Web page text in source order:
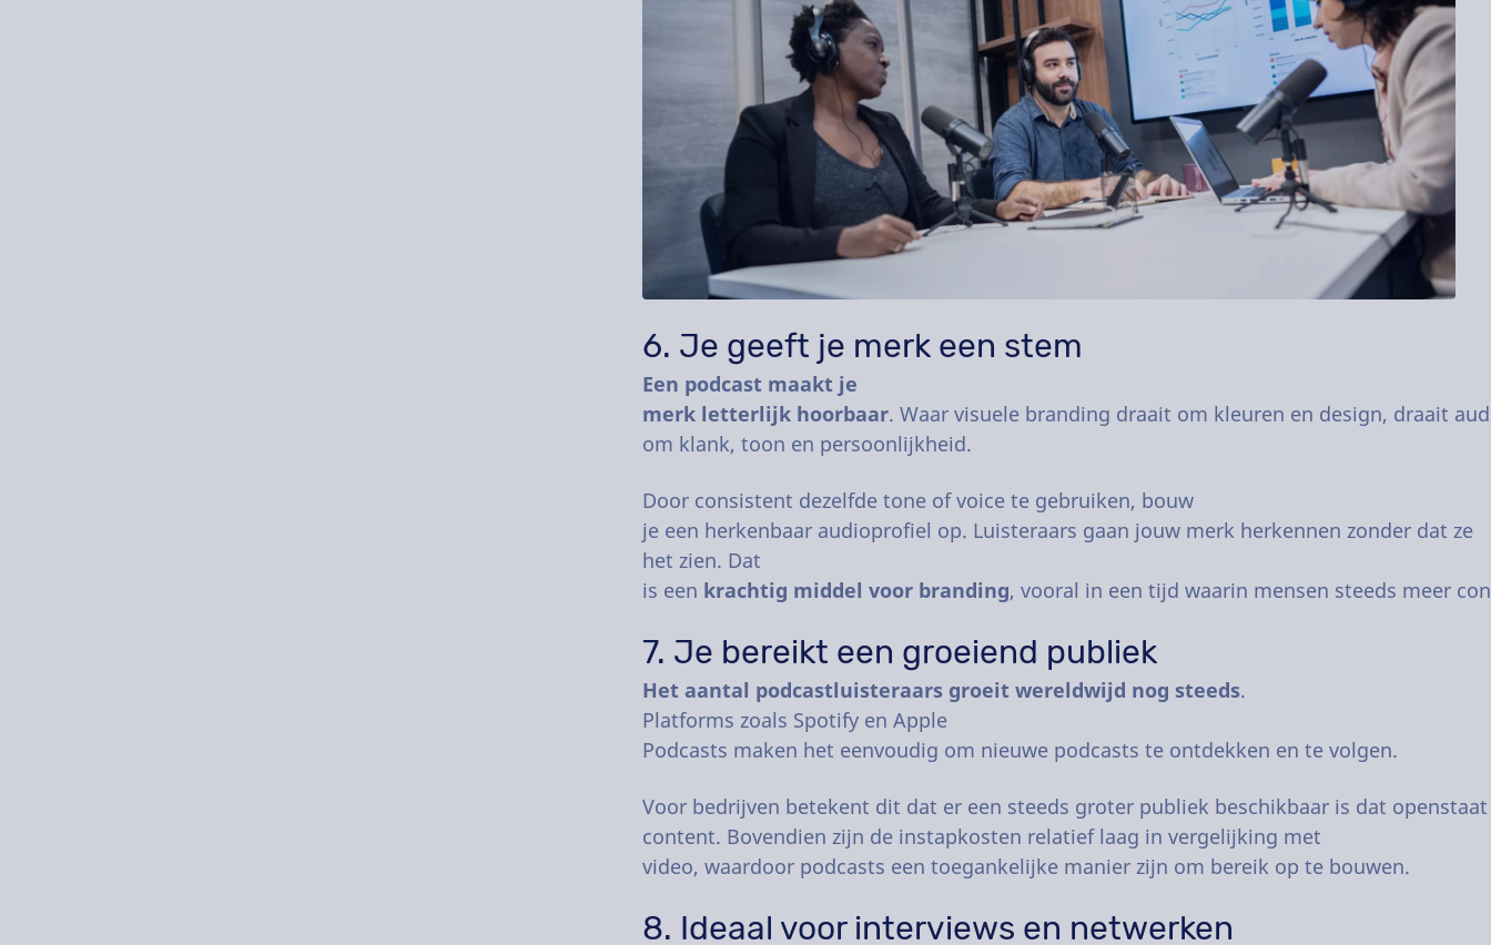
6. Je geeft je merk een stem
Een podcast maakt je
merk letterlijk hoorbaar. Waar visuele branding draait om kleuren en design, draait
om klank, toon en persoonlijkheid.
Door consistent dezelfde tone of voice te gebruiken, bouw
je een herkenbaar audioprofiel op. Luisteraars gaan jouw merk herkennen zonder dat ze
het zien. Dat
is een krachtig middel voor branding, vooral in een tijd waarin mensen steeds meer
7. Je bereikt een groeiend publiek
Het aantal podcastluisteraars groeit wereldwijd nog steeds.
Platforms zoals Spotify en Apple
Podcasts maken het eenvoudig om nieuwe podcasts te ontdekken en te volgen.
Voor bedrijven betekent dit dat er een steeds groter publiek beschikbaar is dat
content. Bovendien zijn de instapkosten relatief laag in vergelijking met
video, waardoor podcasts een toegankelijke manier zijn om bereik op te bouwen.
8. Ideaal voor interviews en netwerken